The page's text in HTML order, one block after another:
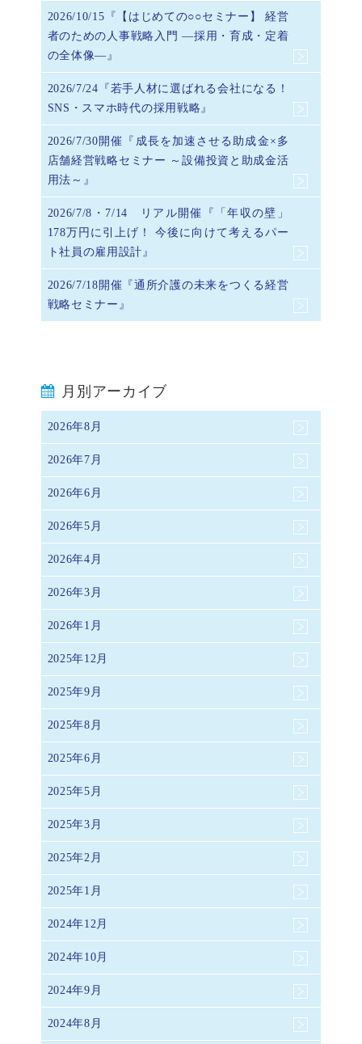
2026/10/15『【はじめての○○セミナー】 経営
者のための人事戦略入門 ―採用・育成・定着
の全体像―』
2026/7/24『若手人材に選ばれる会社になる！
SNS・スマホ時代の採用戦略』
2026/7/30開催『成長を加速させる助成金×多
店舗経営戦略セミナー ～設備投資と助成金活
用法～』
2026/7/8・7/14 リアル開催『「年収の壁」
178万円に引上げ！ 今後に向けて考えるパー
ト社員の雇用設計』
2026/7/18開催『通所介護の未来をつくる経営
戦略セミナー』
月別アーカイブ
2026年8月
2026年7月
2026年6月
2026年5月
2026年4月
2026年3月
2026年1月
2025年12月
2025年9月
2025年8月
2025年6月
2025年5月
2025年3月
2025年2月
2025年1月
2024年12月
2024年10月
2024年9月
2024年8月